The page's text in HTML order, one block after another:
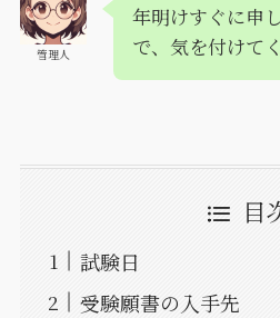
管理人
年明けすぐに申
で、気を付けて
目
試験日
受験願書の入手先